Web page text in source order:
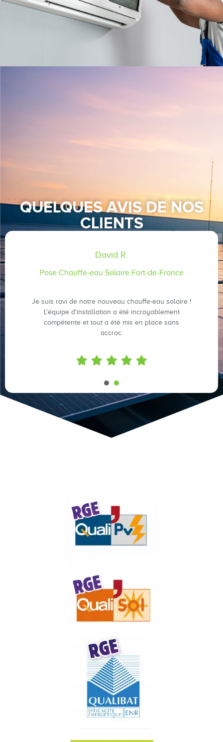
savoir
plus
plus
QUELQUES AVIS DE NOS
CLIENTS
Je suis ravi de notre nouveau chauffe-eau solaire !
L'équipe d'installation a été incroyablement
compétente et tout a été mis en place sans
accroc.
David R.
Pose Chauffe-eau Solaire Fort-de-France